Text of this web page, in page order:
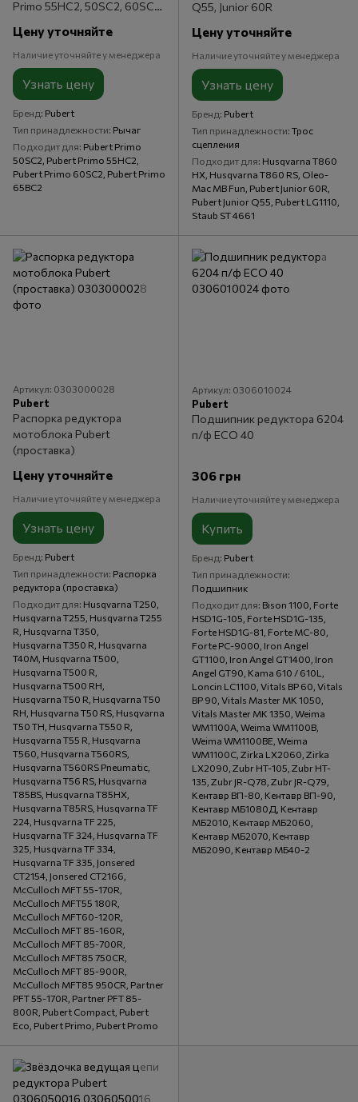
Primo 55HC2, 50SC2, 60SC2,
Цену уточняйте
Наличие уточняйте у менеджера
Узнать цену
Бренд Pubert
Тип принадлежности Рычаг
Подходит для Pubert Primo
50SC2, Pubert Primo 55HC2,
Pubert Primo 60SC2, Pubert Primo
65BC2
Q55, Junior 60R
Цену уточняйте
Наличие уточняйте у менеджера
Узнать цену
Бренд Pubert
Тип принадлежности Трос
сцепления
Подходит для Husqvarna T860
HX, Husqvarna T860 RS, Oleo-
Mac MB Fun, Pubert Junior 60R,
Pubert Junior Q55, Pubert LG1110,
Staub ST 4661
Артикул: 0303000028
Pubert
Распорка редуктора
мотоблока Pubert
(проставкa)
Цену уточняйте
Наличие уточняйте у менеджера
Узнать цену
Бренд Pubert
Тип принадлежности Распорка
редуктора (проставка)
Подходит для Husqvarna T250,
Husqvarna T255, Husqvarna T255
R, Husqvarna T350,
Husqvarna T350 R, Husqvarna
T40M, Husqvarna T500,
Husqvarna T500 R,
Husqvarna T500 RH,
Husqvarna T50 R, Husqvarna T50
RH, Husqvarna T50 RS, Husqvarna
T50 TH, Husqvarna T550 R,
Husqvarna T55 R, Husqvarna
T560, Husqvarna T560RS,
Husqvarna T560RS Pneumatic,
Husqvarna T56 RS, Husqvarna
T85BS, Husqvarna T85HX,
Husqvarna T85RS, Husqvarna TF
224, Husqvarna TF 225,
Husqvarna TF 324, Husqvarna TF
325, Husqvarna TF 334,
Husqvarna TF 335, Jonsered
CT2154, Jonsered CT2166,
McCulloch MFT 55-170R,
McCulloch MFT55 180R,
McCulloch MFT60-120R,
McCulloch MFT 85-160R,
McCulloch MFT 85-700R,
McCulloch MFT85 750CR,
McCulloch MFT 85-900R,
McCulloch MFT85 950CR, Partner
PFT 55-170R, Partner PFT 85-
800R, Pubert Compact, Pubert
Eco, Pubert Primo, Pubert Promo
Артикул: 0306010024
Pubert
Подшипник редуктора 6204
п/ф ECO 40
306 грн
Наличие уточняйте у менеджера
Купить
Бренд Pubert
Тип принадлежности
Подшипник
Подходит для Bison 1100, Forte
HSD1G-105, Forte HSD1G-135,
Forte HSD1G-81, Forte MC-80,
Forte PC-9000, Iron Angel
GT1100, Iron Angel GT1400, Iron
Angel GT90, Kama 610 / 610L,
Loncin LC1100, Vitals BP 60, Vitals
BP 90, Vitals Master MK 1050,
Vitals Master MK 1350, Weima
WM1100A, Weima WM1100B,
Weima WM1100BE, Weima
WM1100C, Zirka LX2060, Zirka
LX2090, Zubr HT-105, Zubr HT-
135, Zubr JR-Q78, Zubr JR-Q79,
Кентавр ВП-80, Кентавр ВП-90,
Кентавр МБ1080Д, Кентавр
МБ2010, Кентавр МБ2060,
Кентавр МБ2070, Кентавр
МБ2090, Кентавр МБ40-2